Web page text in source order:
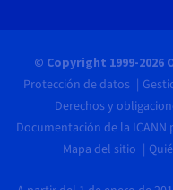
© Copyright 1999-2026
Protección de datos
Derechos y
Documentación de la
Mapa del sitio